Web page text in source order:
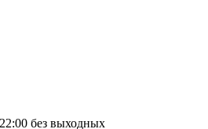
без выходных